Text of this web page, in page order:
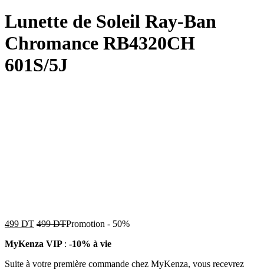
Lunette de Soleil Ray-Ban
Chromance RB4320CH
601S/5J
499 DT 499DTPromotion - 50%
MyKenza VIP : -10% à vie
Suite à votre première commande chez MyKenza, vous recevrez